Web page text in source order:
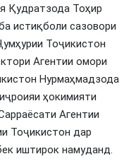
Қудратзода Тоҳир
истиқболи сазовори
Тоҷикистон
Агентии омори
Нурмаҳмадзода
ҳокимияти
Агентии
Тоҷикистон дар
иштирок намуданд.